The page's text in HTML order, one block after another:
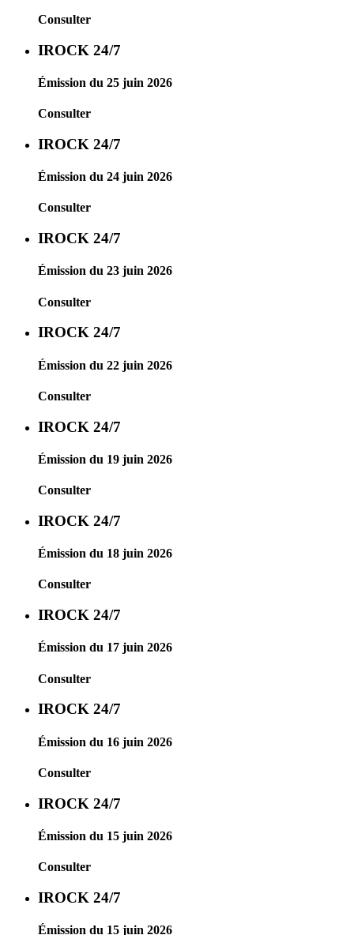
Consulter
IROCK 24/7
Émission du 25 juin 2026
Consulter
IROCK 24/7
Émission du 24 juin 2026
Consulter
IROCK 24/7
Émission du 23 juin 2026
Consulter
IROCK 24/7
Émission du 22 juin 2026
Consulter
IROCK 24/7
Émission du 19 juin 2026
Consulter
IROCK 24/7
Émission du 18 juin 2026
Consulter
IROCK 24/7
Émission du 17 juin 2026
Consulter
IROCK 24/7
Émission du 16 juin 2026
Consulter
IROCK 24/7
Émission du 15 juin 2026
Consulter
IROCK 24/7
Émission du 15 juin 2026